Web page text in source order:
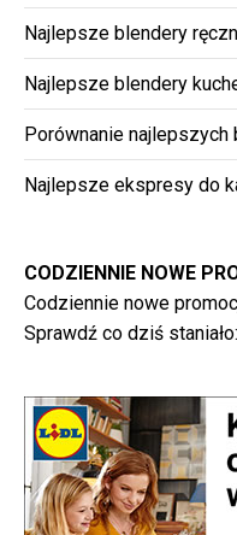
Najlepsze blendery
Najlepsze blendery
Porównanie
Najlepsze ekspresy do
CODZIENNIE NOWE
Codziennie nowe
Sprawdź co dziś staniało: